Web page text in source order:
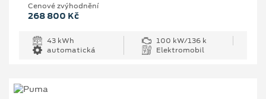
Cenové zvýhodnění
268 800 Kč
43 kWh
100 kW/136 k
automatická
Elektromobil